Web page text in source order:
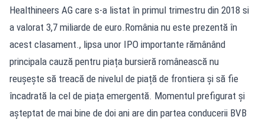
Healthineers AG care s-a listat în primul trimestru din 2018 si
a valorat 3,7 miliarde de euro.România nu este prezentă în
acest clasament., lipsa unor IPO importante rămânând
principala cauză pentru piața bursieră românească nu
reușește să treacă de nivelul de piață de frontiera și să fie
încadrată la cel de piața emergentă. Momentul prefigurat și
așteptat de mai bine de doi ani are din partea conducerii BVB